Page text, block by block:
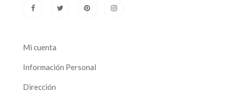
Mi cuenta
Información Personal
Dirección